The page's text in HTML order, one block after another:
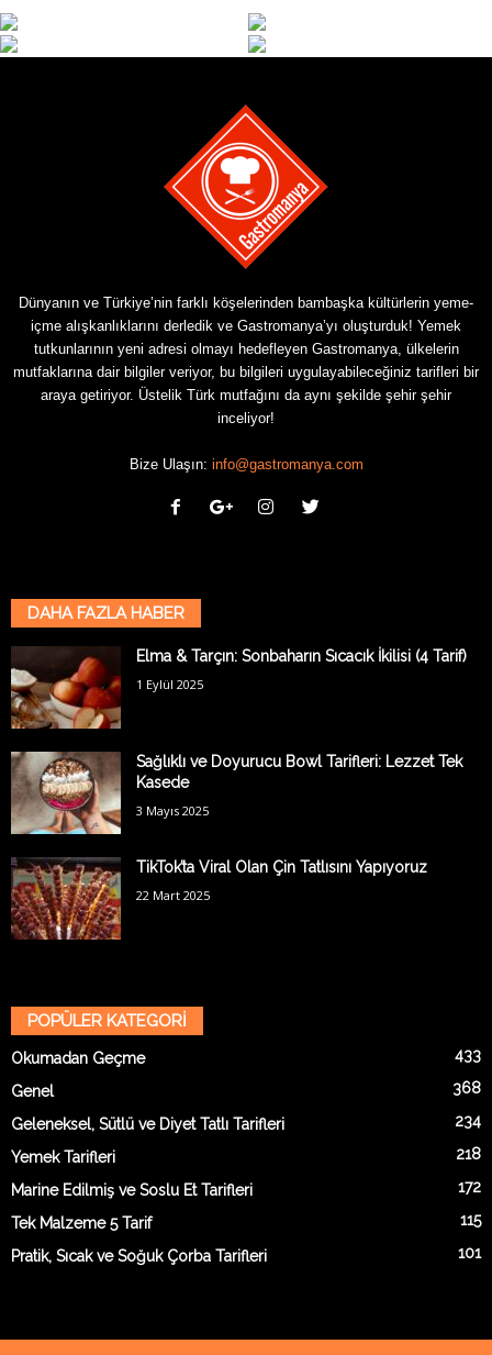
Dünyanın ve Türkiye’nin farklı köşelerinden bambaşka kültürlerin yeme-
içme alışkanlıklarını derledik ve Gastromanya’yı oluşturduk! Yemek
tutkunlarının yeni adresi olmayı hedefleyen Gastromanya, ülkelerin
mutfaklarına dair bilgiler veriyor, bu bilgileri uygulayabileceğiniz tarifleri bir
araya getiriyor. Üstelik Türk mutfağını da aynı şekilde şehir şehir
inceliyor!
Bize Ulaşın: info@gastromanya.com
DAHA FAZLA HABER
Elma & Tarçın: Sonbaharın Sıcacık İkilisi (4 Tarif)
1 Eylül 2025
Sağlıklı ve Doyurucu Bowl Tarifleri: Lezzet Tek
Kasede
3 Mayıs 2025
TikTok’ta Viral Olan Çin Tatlısını Yapıyoruz
22 Mart 2025
POPÜLER KATEGORİ
Okumadan Geçme 433
Genel 368
Geleneksel, Sütlü ve Diyet Tatlı Tarifleri 234
Yemek Tarifleri 218
Marine Edilmiş ve Soslu Et Tarifleri 172
Tek Malzeme 5 Tarif 115
Pratik, Sıcak ve Soğuk Çorba Tarifleri 101